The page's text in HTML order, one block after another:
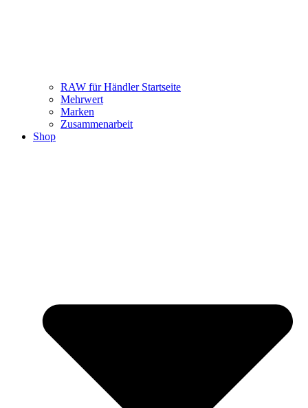
RAW für Händler Startseite
Mehrwert
Marken
Zusammenarbeit
Shop